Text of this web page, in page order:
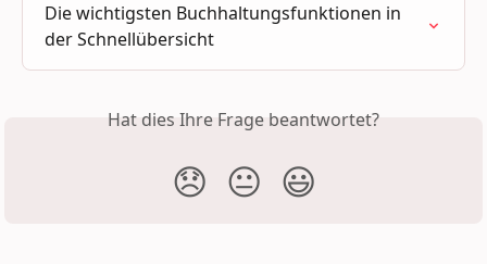
Die wichtigsten Buchhaltungsfunktionen in
der Schnellübersicht
Hat dies Ihre Frage beantwortet?
😞 😐 😃